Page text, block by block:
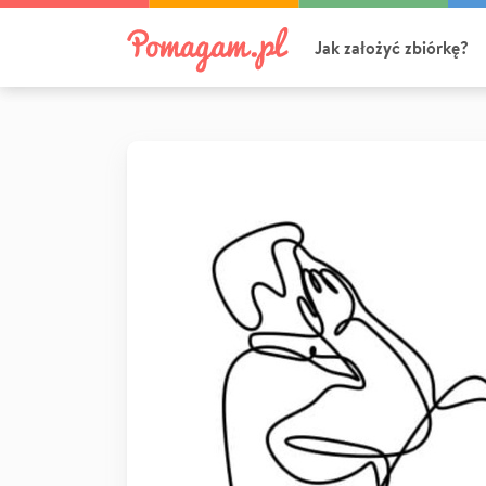
Jak założyć zbiórkę?